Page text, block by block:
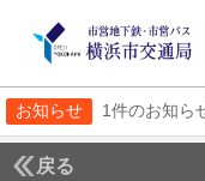
お知らせ 1件のお知ら
戻る